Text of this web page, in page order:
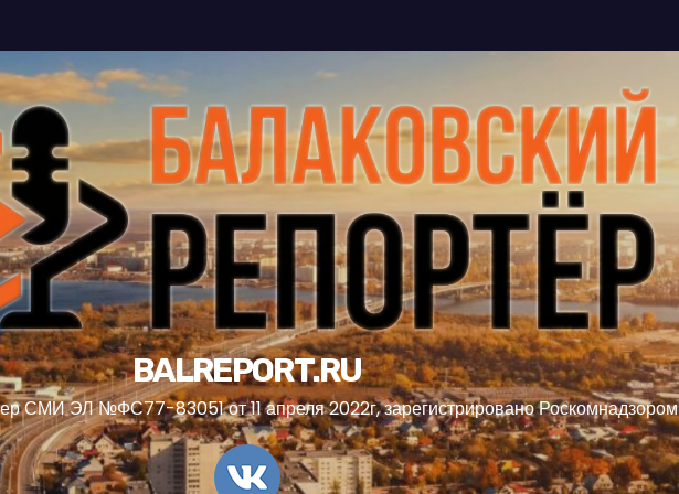
BALREPORT.RU
СМИ ЭЛ №ФС77-83051 от 11 апреля 2022г, зарегистрировано Роскомнадзором